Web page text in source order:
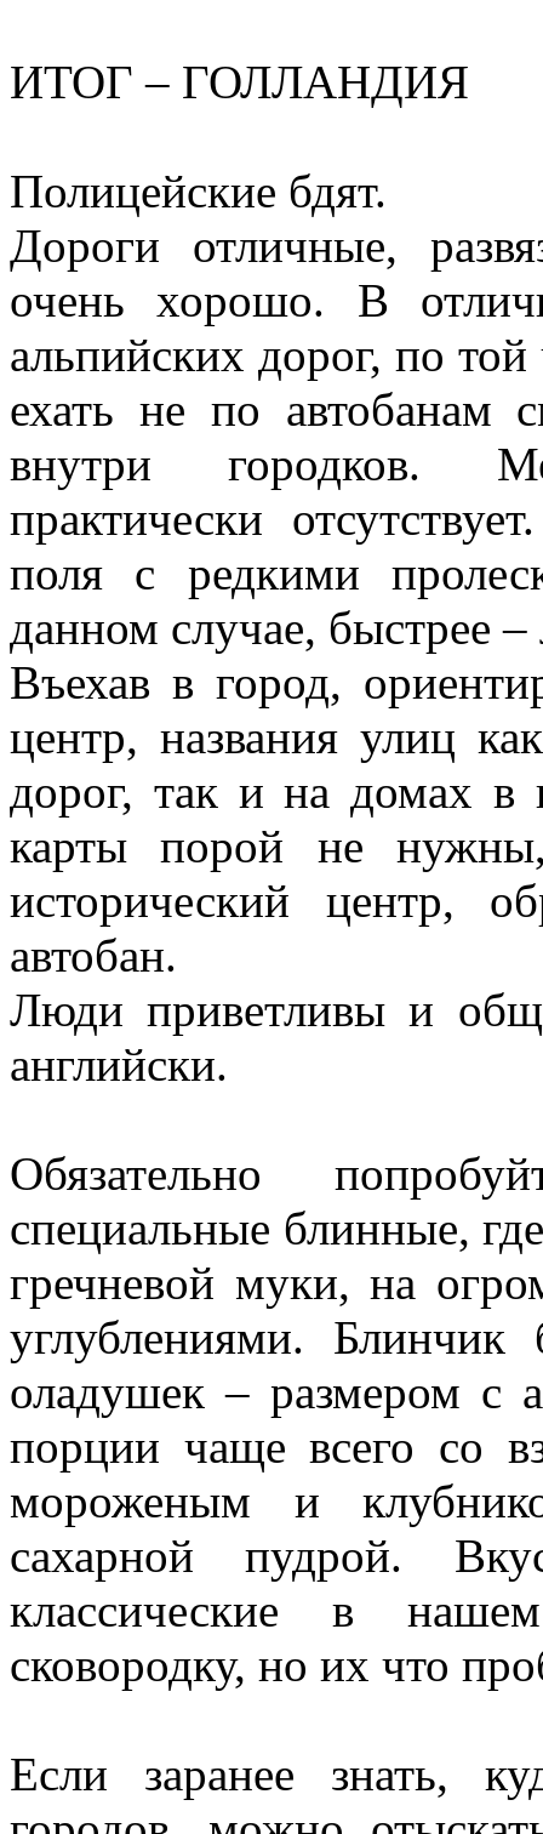
ИТОГ – ГОЛЛАНДИЯ
Полицейские бдят.
Дороги отличные,
очень хорошо. В
альпийских дорог, по
ехать не по автобанам
внутри городков.
практически
поля с редкими
данном случае, быстрее
Въехав в город,
центр, названия улиц
дорог, так и на домах
карты порой не
исторический центр,
автобан.
Люди приветливы и
английски.
Обязательно
специальные блинные,
гречневой муки, на
углублениями.
оладушек – размером с
порции чаще всего со
мороженым и
сахарной пудрой.
классические в
сковородку, но их что
Если заранее знать,